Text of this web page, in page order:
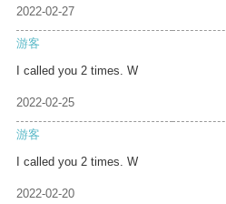
2022-02-27
游客
I called you 2 times. W
2022-02-25
游客
I called you 2 times. W
2022-02-20